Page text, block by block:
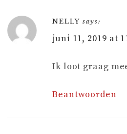
NELLY says:
juni 11, 2019 at
Ik loot graag
Beantwoorden